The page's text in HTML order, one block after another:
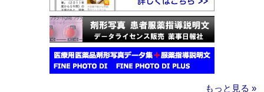
もっと見る »